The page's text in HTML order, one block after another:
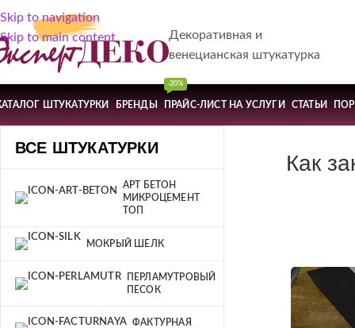
Skip to navigation
Skip to main content
Декоративная и
венецианская штукатурка
ШТУКАТУРКИ БРЕНДЫ ПРАЙС-ЛИСТ НА УСЛУГИ
-20%
СТАТЬИ
ВСЕ ШТУКАТУРКИ
АРТ БЕТОН
МИКРОЦЕМЕНТ
ТОП
МОКРЫЙ ШЕЛК
ПЕРЛАМУТРОВЫЙ
ПЕСОК
ФАКТУРНАЯ
Как